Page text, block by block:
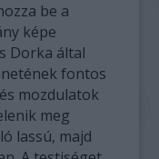
be a
képe
Dorka által
fontos
mozdulatok
meg
lassú, majd